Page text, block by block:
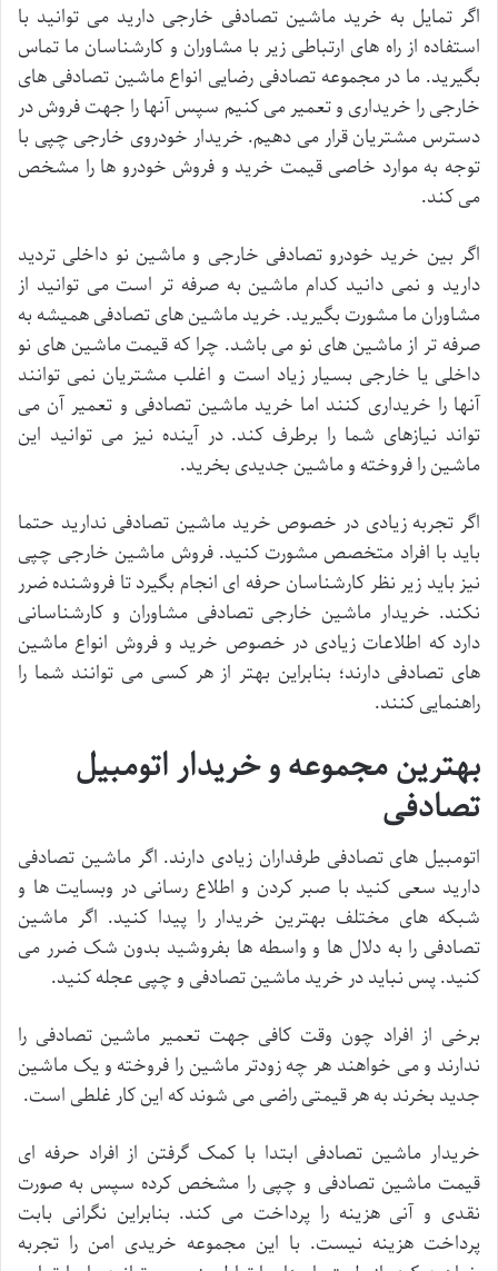
اگر تمایل به خرید ماشین تصادفی خارجی دارید می توانید با
استفاده از راه های ارتباطی زیر با مشاوران و کارشناسان ما تماس
بگیرید. ما در مجموعه تصادفی رضایی انواع ماشین تصادفی های
خارجی را خریداری و تعمیر می کنیم سپس آنها را جهت فروش در
دسترس مشتریان قرار می دهیم. خریدار خودروی خارجی چپی با
توجه به‌ موارد خاصی قیمت خرید و فروش خودرو ها را مشخص
می کند.
اگر بین خرید خودرو تصادفی خارجی و ماشین نو داخلی تردید
دارید و نمی دانید کدام ماشین به صرفه تر است می توانید از
مشاوران ما مشورت بگیرید. خرید ماشین های تصادفی همیشه به
صرفه تر از ماشین های نو می باشد. چرا که قیمت ماشین های نو
داخلی یا خارجی بسیار زیاد است و اغلب مشتریان نمی توانند
آنها را خریداری کنند‌ اما خرید ماشین تصادفی و تعمیر آن می
تواند نیازهای شما را برطرف کند. در آینده نیز می توانید این
ماشین را فروخته و ماشین جدیدی بخرید.
اگر تجربه زیادی در خصوص خرید ماشین تصادفی ندارید حتما
باید با افراد متخصص مشورت کنید. فروش ماشین خارجی چپی
نیز باید زیر نظر کارشناسان حرفه ای انجام بگیرد تا فروشنده ضرر
نکند. خریدار ماشین خارجی تصادفی مشاوران و کارشناسانی
دارد که اطلاعات زیادی در خصوص خرید و فروش انواع ماشین
های تصادفی دارند؛ بنابراین بهتر از هر کسی می توانند شما را
راهنمایی کنند.
بهترین مجموعه و خریدار اتومبیل
تصادفی
اتومبیل های تصادفی طرفداران زیادی دارند. اگر ماشین تصادفی
دارید سعی کنید با صبر کردن و اطلاع رسانی در وبسایت ها و
شبکه های مختلف بهترین خریدار را پیدا کنید. اگر ماشین
تصادفی را به دلال ها و واسطه ها بفروشید بدون شک ضرر می
کنید. پس نباید در خرید ماشین تصادفی و چپی عجله کنید.
برخی از افراد چون وقت کافی جهت تعمیر ماشین تصادفی را
ندارند و می خواهند هر چه زودتر ماشین را فروخته و یک ماشین
جدید بخرند به هر قیمتی راضی می شوند که این کار غلطی است.
خریدار ماشین تصادفی ابتدا با کمک گرفتن از افراد حرفه ای
قیمت ماشین تصادفی و چپی را مشخص کرده سپس به صورت
نقدی و آنی هزینه را پرداخت می کند. بنابراین نگرانی بابت
پرداخت هزینه نیست. با این مجموعه خریدی امن را تجربه